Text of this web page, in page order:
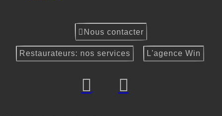
Nous contacter
Restaurateurs: nos services L'agence Win